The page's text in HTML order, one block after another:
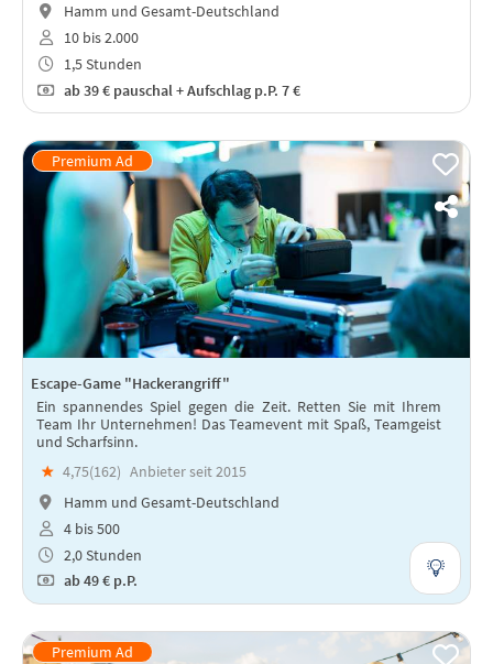
Hamm und Gesamt-Deutschland
10 bis 2.000
1,5 Stunden
ab39 € pauschal + Aufschlag p.P. 7 €
Escape-Game "Hackerangriff"
Ein spannendes Spiel gegen die Zeit. Retten Sie mit Ihrem
Team Ihr Unternehmen! Das Teamevent mit Spaß, Teamgeist
und Scharfsinn.
★ 4,75(162) Anbieter seit 2015
Hamm und Gesamt-Deutschland
4 bis 500
2,0 Stunden
ab49 € p.P.